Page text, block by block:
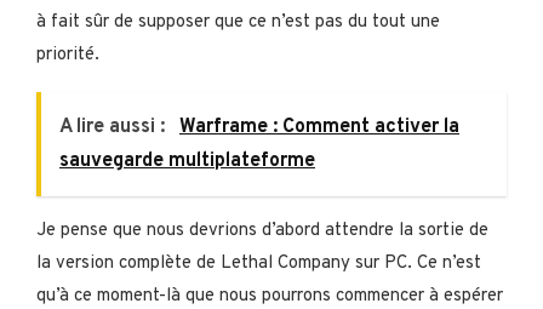
à fait sûr de supposer que ce n’est pas du tout une
priorité.
A lire aussi : Warframe : Comment activer la
sauvegarde multiplateforme
Je pense que nous devrions d’abord attendre la sortie de
la version complète de Lethal Company sur PC. Ce n’est
qu’à ce moment-là que nous pourrons commencer à espérer